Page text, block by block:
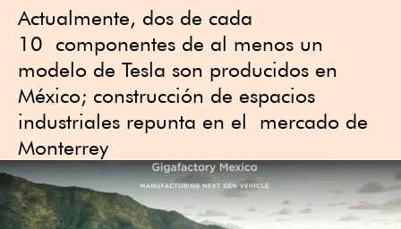
Actualmente, dos de cada
10 componentes de al menos un
modelo de Tesla son producidos en
México; construcción de espacios
industriales repunta en el mercado de
Monterrey